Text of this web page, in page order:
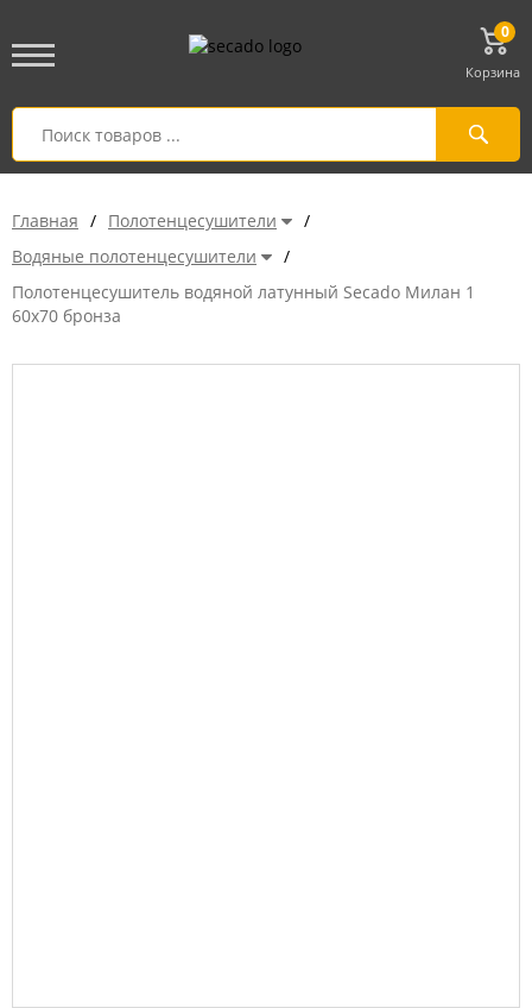
0
Корзина
Главная / Полотенцесушители
/
Водяные полотенцесушители
/
Полотенцесушитель водяной латунный Secado Милан 1
60x70 бронза